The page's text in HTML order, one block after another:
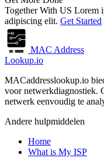
Together With US Lorem
adipiscing elit. Get Started
MAC Address
Lookup.io
MACaddresslookup.io
voor netwerkdiagnostiek.
netwerk eenvoudig te
Andere hulpmiddelen
Home
What is My ISP